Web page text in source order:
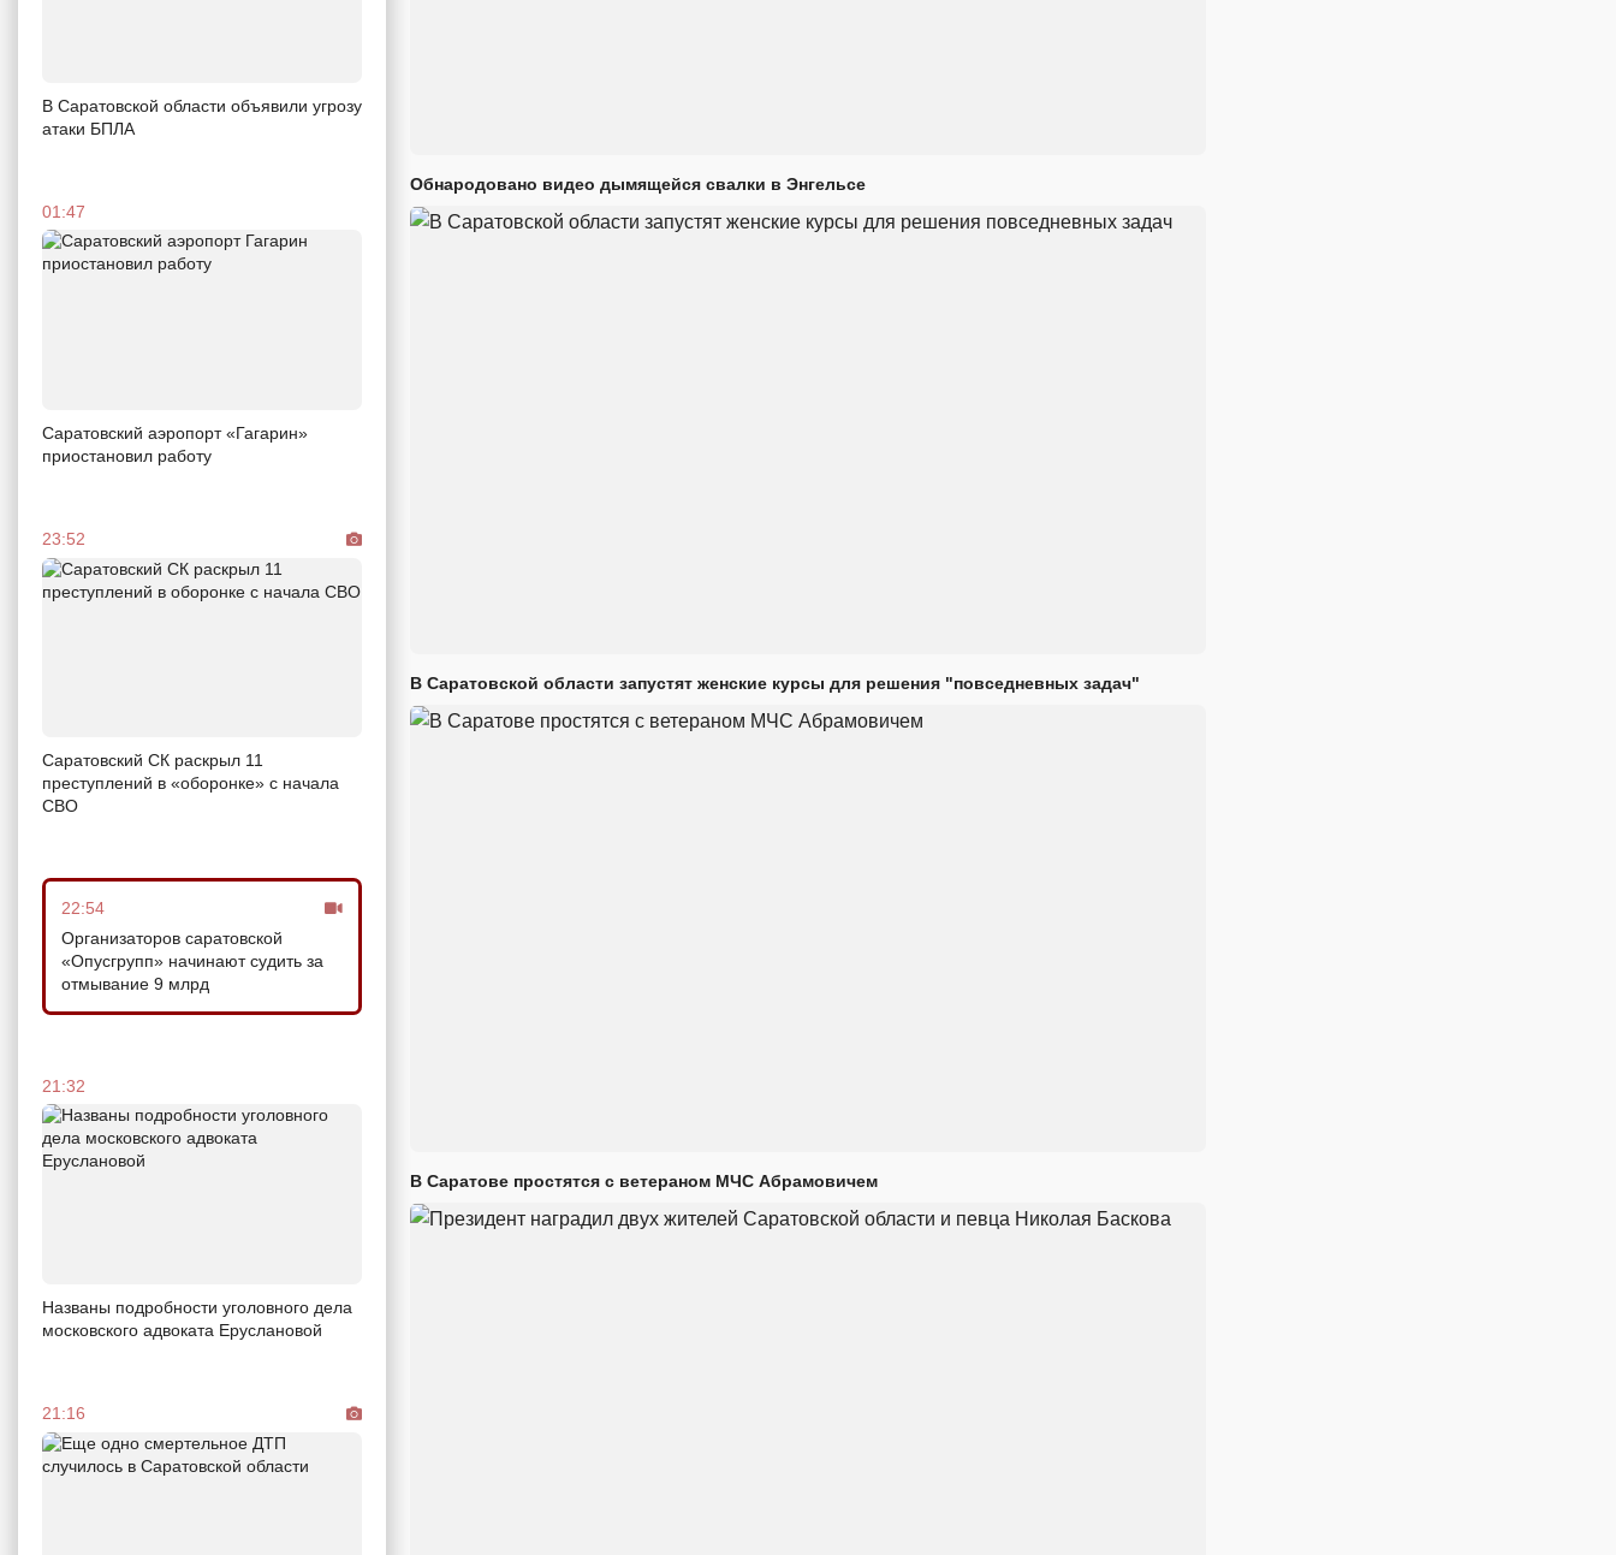
В Саратовской области объявили угрозу
атаки БПЛА
01:47
Саратовский аэропорт «Гагарин»
приостановил работу
23:52
Саратовский СК раскрыл 11
преступлений в «оборонке» с начала
СВО
22:54
Организаторов саратовской
«Опусгрупп» начинают судить за
отмывание 9 млрд
21:32
Названы подробности уголовного дела
московского адвоката Еруслановой
21:16
Обнародовано видео дымящейся свалки в Энгельсе
В Саратовской области запустят женские курсы для решения "повседневных задач"
В Саратове простятся с ветераном МЧС Абрамовичем